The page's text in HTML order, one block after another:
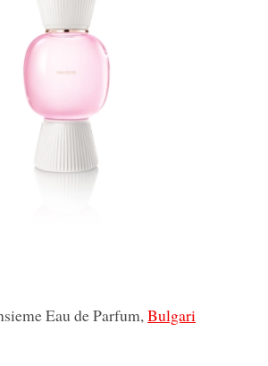
Eau de Parfum, Bulgari